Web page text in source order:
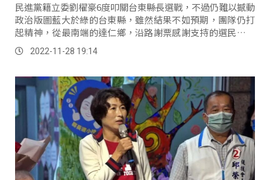
民進黨籍立委劉櫂豪6度叩關台東縣長選戰，不過仍難以撼動
政治版圖藍大於綠的台東縣，雖然結果不如預期，團隊仍打
起精神，從最南端的達仁鄉，沿路謝票感謝支持的選民，期
待連任的饒慶鈴縣長，繼續帶領台東往更好的方...。
2022-11-28 19:14